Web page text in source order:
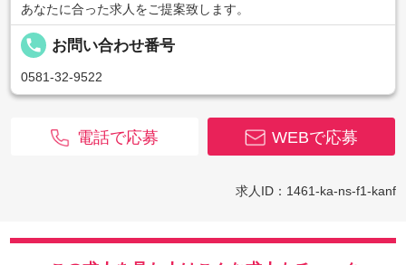
あなたに合った求人をご提案致します。
local_phone お問い合わせ番号
0581-32-9522
WEBで応募
電話で応募
求人ID：1461-ka-ns-f1-kanf